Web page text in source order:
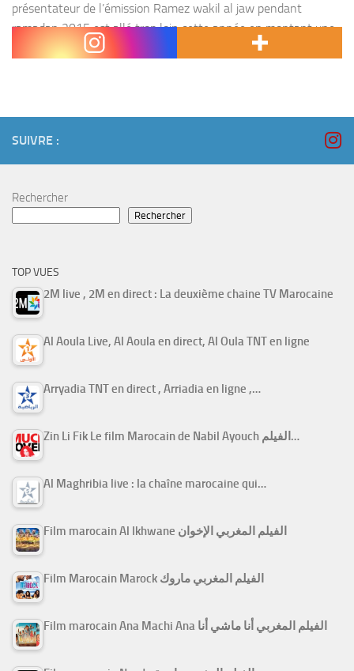
présentateur de l’émission Ramez wakil al jaw pendant
ramadan 2015 est allé trop loin cette année en montant une
caméra cachée qui fait semblant qu’un...
SUIVRE :
Rechercher
Rechercher
TOP VUES
2M live , 2M en direct : La deuxième chaine TV Marocaine
Al Aoula Live, Al Aoula en direct, Al Oula TNT en ligne
Arryadia TNT en direct , Arriadia en ligne ,…
Zin Li Fik Le film Marocain de Nabil Ayouch الفيلم…
Al Maghribia live : la chaîne marocaine qui…
Film marocain Al Ikhwane الفيلم المغربي الإخوان
Film Marocain Marock الفيلم المغربي ماروك
Film marocain Ana Machi Ana الفيلم المغربي أنا ماشي أنا